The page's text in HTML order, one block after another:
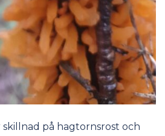
skillnad på hagtornsrost och